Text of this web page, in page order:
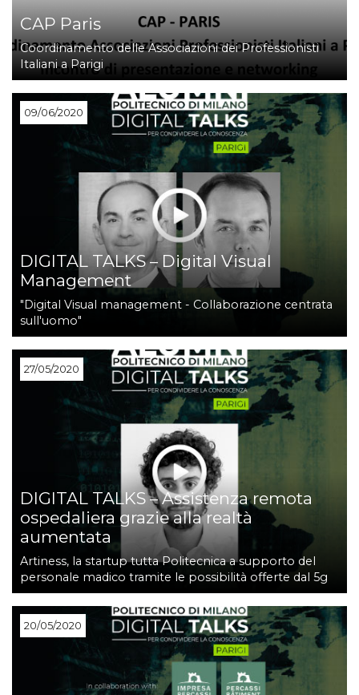
CAP Paris
Coordinamento delle Associazioni dei Professionisti
Italiani a Parigi
DIGITAL TALKS – Digital Visual
Management
"Digital Visual management - Collaborazione centrata
sull'uomo"
09/06/2020
DIGITAL TALKS – Assistenza remota
ospedaliera grazie alla realtà
aumentata
Artiness, la startup tutta Politecnica a supporto del
personale madico tramite le possibilità offerte dal 5g
27/05/2020
20/05/2020